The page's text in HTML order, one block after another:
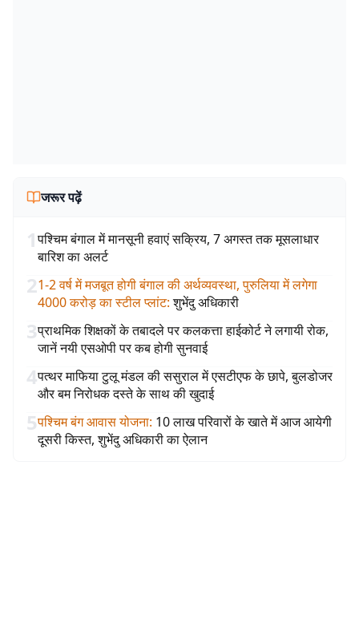
जरूर पढ़ें
1पश्चिम बंगाल में मानसूनी हवाएं सक्रिय, 7 अगस्त तक मूसलाधार
बारिश का अलर्ट
21-2 वर्ष में मजबूत होगी बंगाल की अर्थव्यवस्था, पुरुलिया में लगेगा
4000 करोड़ का स्टील प्लांट: शुभेंदु अधिकारी
3प्राथमिक शिक्षकों के तबादले पर कलकत्ता हाईकोर्ट ने लगायी रोक,
जानें नयी एसओपी पर कब होगी सुनवाई
4पत्थर माफिया टुलू मंडल की ससुराल में एसटीएफ के छापे, बुलडोजर
और बम निरोधक दस्ते के साथ की खुदाई
5पश्चिम बंग आवास योजना: 10 लाख परिवारों के खाते में आज आयेगी
दूसरी किस्त, शुभेंदु अधिकारी का ऐलान